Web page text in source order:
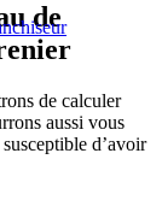
de
de calculer
aussi vous
susceptible d’avoir